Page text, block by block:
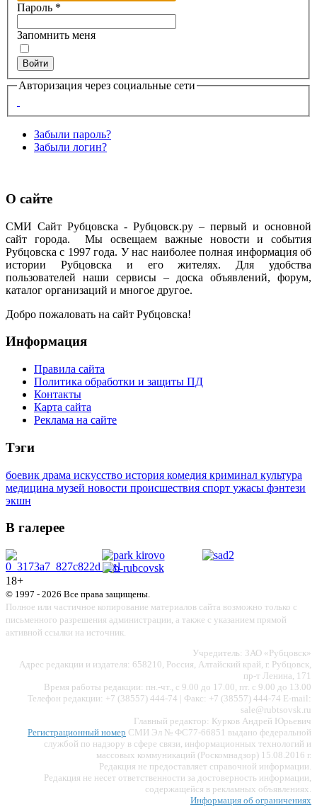
Пароль *
Запомнить меня
Войти
Авторизация через социальные сети
Забыли пароль?
Забыли логин?
О сайте
СМИ Сайт Рубцовска - Рубцовск.ру – первый и основной
сайт города. Мы освещаем важные новости и события
Рубцовска с 1997 года. У нас наиболее полная информация об
истории Рубцовска и его жителях. Для удобства
пользователей наши сервисы – доска объявлений, форум,
каталог организаций и многое другое.
Добро пожаловать на сайт Рубцовска!
Информация
Правила сайта
Политика обработки и защиты ПД
Контакты
Карта сайта
Реклама на сайте
Тэги
боевик драма искусство история комедия криминал культура
медицина музей новости происшествия спорт ужасы фэнтези
экшн
В галерее
18+
© 1997 - 2026 Все права защищены.
Полное или частичное копирование материалов сайта возможно только с
письменного разрешения администрации, а также с указанием прямой
активной ссылки на источник.
Учредитель: ЗАО «Рубцовск»
Адрес редакции и издателя: 658210, Россия, Алтайский край, г. Рубцовск,
пр-т Ленина, 171
Время работы редакции: пн.-чт., с 9.00 до 17.00, пт. с 9.00 до 13.00
Телефон редакции: +7 (38557) 444-74 | Факс: +7 (38557) 444-74 E-mail:
sale@rubtsovsk.ru
Главный редактор: Курков Андрей Юрьевич
Регистрационный номер СМИ Эл № ФС77-66851 выдано федеральной
службой по надзору в сфере связи, информационных технологий и
массовых коммуникаций (Роскомнадзор) 15.08.2016 г.
Редакция не предоставляет справочной информации.
Редакция не несет ответственности за достоверность информации,
содержащейся в рекламных объявлениях.
Информация об ограничениях